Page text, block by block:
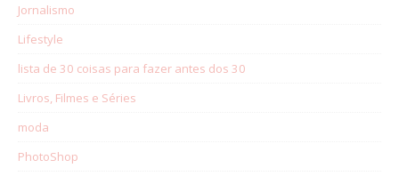
Jornalismo
Lifestyle
lista de 30 coisas para fazer antes dos 30
Livros, Filmes e Séries
moda
PhotoShop